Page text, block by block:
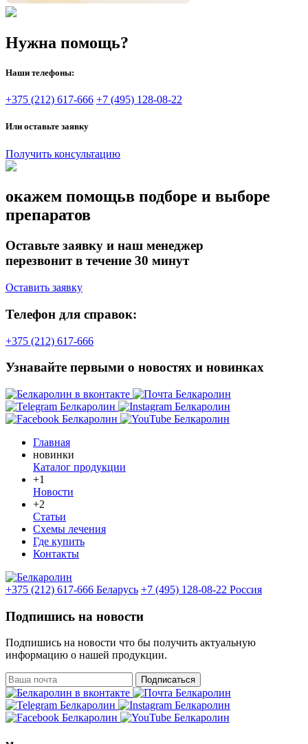
Нужна помощь?
Наши телефоны:
+375 (212) 617-666 +7 (495) 128-08-22
Или оставьте заявку
Получить консультацию
окажем помощьв подборе и выборе
препаратов
Оставьте заявку и наш менеджер
перезвонит в течение 30 минут
Оставить заявку
Телефон для справок:
+375 (212) 617-666
Узнавайте первыми о новостях и новинках
Главная
новинки
Каталог продукции
+1
Новости
+2
Статьи
Схемы лечения
Где купить
Контакты
+375 (212) 617-666 Беларусь +7 (495) 128-08-22 Россия
Подпишись на новости
Подпишись на новости что бы получить актуальную
информацию о нашей продукции.
Подписаться